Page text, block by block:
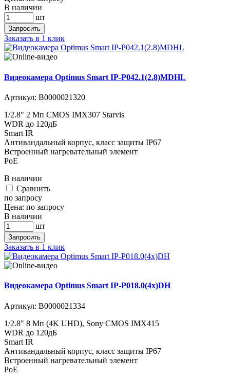
В наличии
шт
Запросить
Заказать в 1 клик
Видеокамера Optimus Smart IP-P042.1(2.8)MDHL
Артикул: В0000021320
1/2.8" 2 Мп CMOS IMX307 Starvis
WDR до 120дБ
Smart IR
Антивандальный корпус, класс защиты IР67
Встроенный нагревательный элемент
PoE
В наличии
Cравнить
по запросу
Цена: по запросу
В наличии
шт
Запросить
Заказать в 1 клик
Видеокамера Optimus Smart IP-P018.0(4x)DH
Артикул: В0000021334
1/2.8" 8 Мп (4K UHD), Sony CMOS IMX415
WDR до 120дБ
Smart IR
Антивандальный корпус, класс защиты IР67
Встроенный нагревательный элемент
PoE